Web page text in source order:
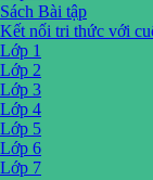
Sách Bài tập
Kết nối tri thức với
Lớp 1
Lớp 2
Lớp 3
Lớp 4
Lớp 5
Lớp 6
Lớp 7